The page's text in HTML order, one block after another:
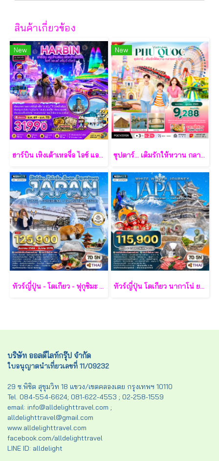
สินค้าเกี่ยวข้อง
New
ฮาร์บิน เหิงเต้าเหอจื่อ ไอซ์ แอนด์ สโนว์ เวิล์ด 7 วัน 5 คืน-XJ
New
ซุปตาร์... เติมรักให้หวาน กลางเกาะฟูก๊วก 3 วัน 2 คืน - VZ
ทัวร์ญี่ปุ่น - โตเกียว - ฟุกุชิมะ - ยามากะตะ - เซนได 7 วัน - TG ทัวร์ญี่ปุ่น โตเกียว นากาโน่ ยามานาชิ 7 วัน - TG
บริษัท ออลดีไลท์กรุ๊ป จำกัด
ใบอนุญาตนำเที่ยวเลขที่ 11/09232
29 ซ.พิชิต สุขุมวิท 18 แขวง/เขตคลองเตย กรุงเทพฯ 10110
Tel. 084-554-6624; 081-622-4553 ; 02-258-1559
email: info@alldelighttravel.com ;
alldelighttravel@gmail.com
www.alldelighttravel.com
facebook.com/alldelighttravel
LINE ID: alldelight